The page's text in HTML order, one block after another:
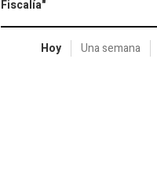
Fiscalía"
Hoy Una semana